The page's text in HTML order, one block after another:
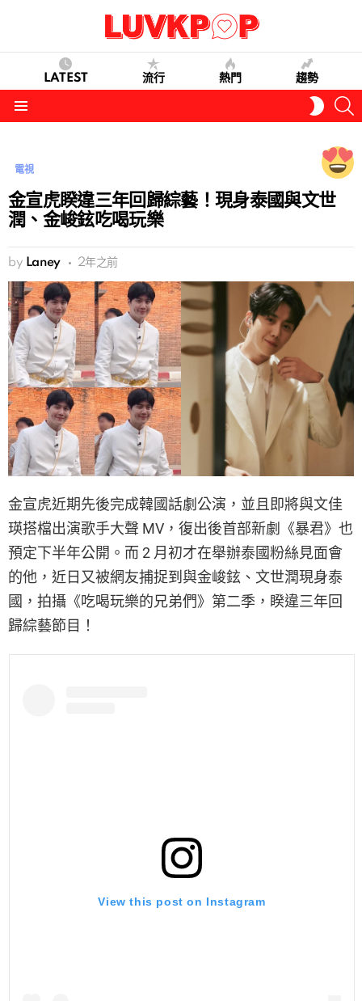
LATEST 流行 熱門 趨勢
SKIN
電視
金宣虎睽違三年回歸綜藝！現身泰國與文世
潤、金峻鉉吃喝玩樂
by Laney 2年之前
金宣虎近期先後完成韓國話劇公演，並且即將與文佳
瑛搭檔出演歌手大聲 MV，復出後首部新劇《暴君》也
預定下半年公開。而 2 月初才在舉辦泰國粉絲見面會
的他，近日又被網友捕捉到與金峻鉉、文世潤現身泰
國，拍攝《吃喝玩樂的兄弟們》第二季，睽違三年回
歸綜藝節目！
View this post on Instagram